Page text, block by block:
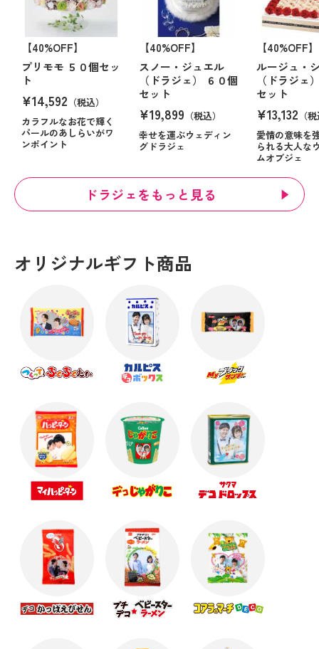
【40%OFF】
プリモモ ５０個セッ
ト
¥14,592 （税込）
カラフルなお花で輝く
パールのあしらいがワ
ンポイント
【40%OFF】
スノー・ジュエル
（ドラジェ） ６０個
セット
¥19,899 （税込）
幸せを運ぶウェディン
グドラジェ
【40%OFF】
ルージュ・
（ドラジェ
セット
¥13,132 （
愛情の意味を
られる大人な
ムオブジェ
ドラジェをもっと見る
オリジナルギフト商品